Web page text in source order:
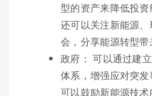
型的资产来降低投
还可以关注新能源
会，分享能源转型带
政府： 可以通过建
体系，增强应对突
可以鼓励新能源技